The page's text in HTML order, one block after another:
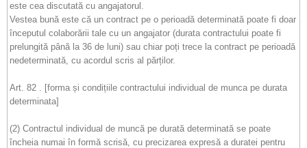
este cea discutată cu angajatorul.
Vestea bună este că un contract pe o perioadă determinată poate fi doar
începutul colaborării tale cu un angajator (durata contractului poate fi
prelungită până la 36 de luni) sau chiar poți trece la contract pe perioadă
nedeterminată, cu acordul scris al părților.
Art. 82 . [forma și condițiile contractului individual de munca pe durata
determinata]
(2) Contractul individual de muncă pe durată determinată se poate
încheia numai în formă scrisă, cu precizarea expresă a duratei pentru